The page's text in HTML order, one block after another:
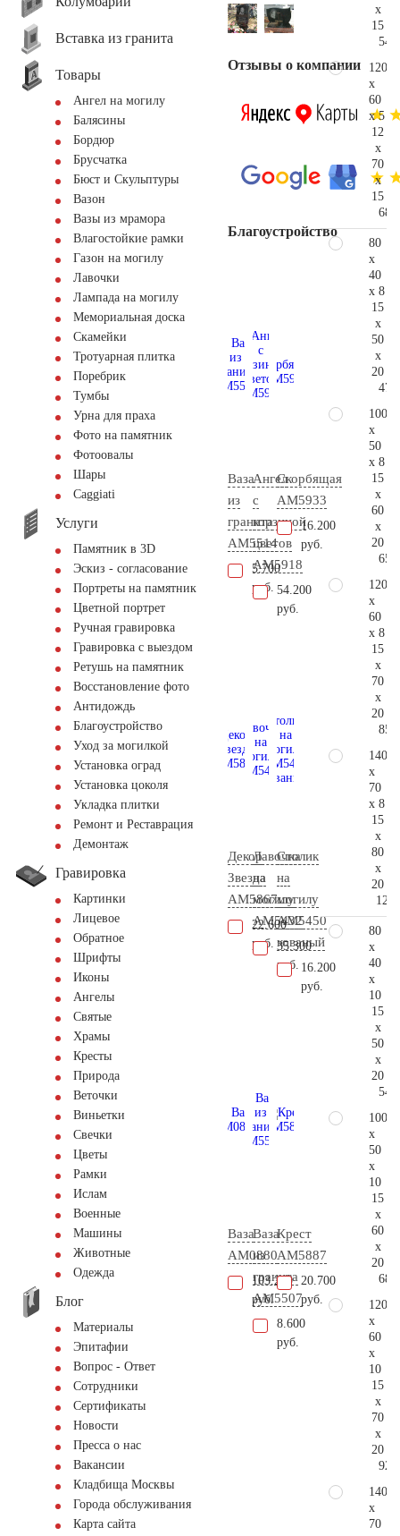
Вставка из гранита
Товары
Ангел на могилу
Балясины
Бордюр
Брусчатка
Бюст и Скульптуры
Вазон
Вазы из мрамора
Влагостойкие рамки
Газон на могилу
Лавочки
Лампада на могилу
Мемориальная доска
Скамейки
Тротуарная плитка
Поребрик
Тумбы
Урна для праха
Фото на памятник
Фотоовалы
Шары
Сaggiati
Услуги
Памятник в 3D
Эскиз - согласование
Портреты на памятник
Цветной портрет
Ручная гравировка
Гравировка с выездом
Ретушь на памятник
Восстановление фото
Антидождь
Благоустройство
Уход за могилкой
Установка оград
Установка цоколя
Укладка плитки
Ремонт и Реставрация
Демонтаж
Гравировка
Картинки
Лицевое
Обратное
Шрифты
Иконы
Ангелы
Святые
Храмы
Кресты
Природа
Веточки
Виньетки
Свечки
Цветы
Рамки
Ислам
Военные
Машины
Животные
Одежда
Блог
Материалы
Эпитафии
Вопрос - Ответ
Сотрудники
Сертификаты
Новости
Пресса о нас
Вакансии
Кладбища Москвы
Города обслуживания
Карта сайта
Отзывы о компании
Благоустройство
Ваза
из
гранита
AM5514
5.700
руб.
Ангел
с
корзиной
цветов
AM5918
54.200
руб.
Скорбящая
AM5933
16.200
руб.
Декор
Звезда
AM5867
22.600
руб.
Лавочка
на
могилу
AM5432
35.300
руб.
Столик
на
могилу
AM5450
кованый
16.200
руб.
Ваза
AM0880
103.200
руб.
Ваза
из
гранита
AM5507
8.600
руб.
Крест
AM5887
20.700
руб.
x
15
120
x
60
x 5
12
x
70
x
15
80
x
40
x 8
15
x
50
x
20
100
x
50
x 8
15
x
60
x
20
120
x
60
x 8
15
x
70
x
20
140
x
70
x 8
15
x
80
x
20
80
x
40
x
10
15
x
50
x
20
100
x
50
x
10
15
x
60
x
20
120
x
60
x
10
15
x
70
x
20
140
x
70